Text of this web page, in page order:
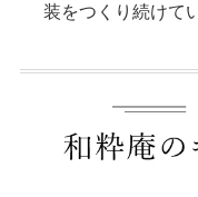
装をつくり続けて